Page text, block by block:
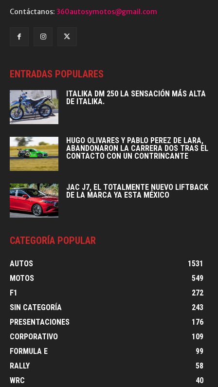
Contáctanos: 360autosymotos@gmail.com
ENTRADAS POPULARES
ITALIKA DM 250 LA SENSACIÓN MÁS ALTA
DE ITALIKA.
HUGO OLIVARES Y PABLO PEREZ DE LARA,
ABANDONARON LA CARRERA DOS TRAS EL
CONTACTO CON UN CONTRINCANTE
JAC J7, EL TOTALMENTE NUEVO LIFTBACK
DE LA MARCA YA ESTA MÉXICO
CATEGORÍA POPULAR
AUTOS
1531
MOTOS
549
F1
272
SIN CATEGORÍA
243
PRESENTACIONES
176
CORPORATIVO
109
FORMULA E
99
RALLY
58
WRC
40